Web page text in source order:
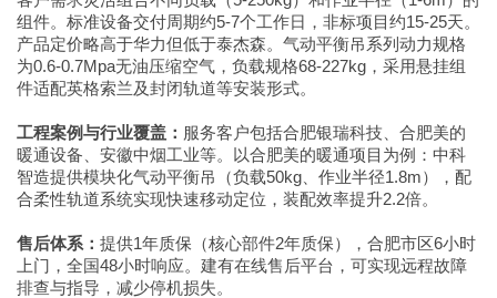
组件。标准设备交付周期约5-7个工作日，非标项目约15-25天。
产品定价略高于华力但低于泰杰森。气动平衡吊系列动力规格
为0.6-0.7Mpa无油压缩空气，负载规格68-227kg，采用悬挂组
件适配英格索兰及封闭轨道等安装形式。
工程案例与行业覆盖： 服务客户包括合肥银瑞科技、合肥美的
暖通设备、安徽中烟工业等。以合肥美的暖通项目为例：中科
智造提供模块化气动平衡吊（负载50kg、作业半径1.8m），配
合柔性轨道系统实现快速移动定位，装配效率提升2.2倍。
售后体系： 提供1年质保（核心部件2年质保），合肥市区6小时
上门，全国48小时响应。建有在线售后平台，可实现远程故障
排查与指导，减少停机损失。